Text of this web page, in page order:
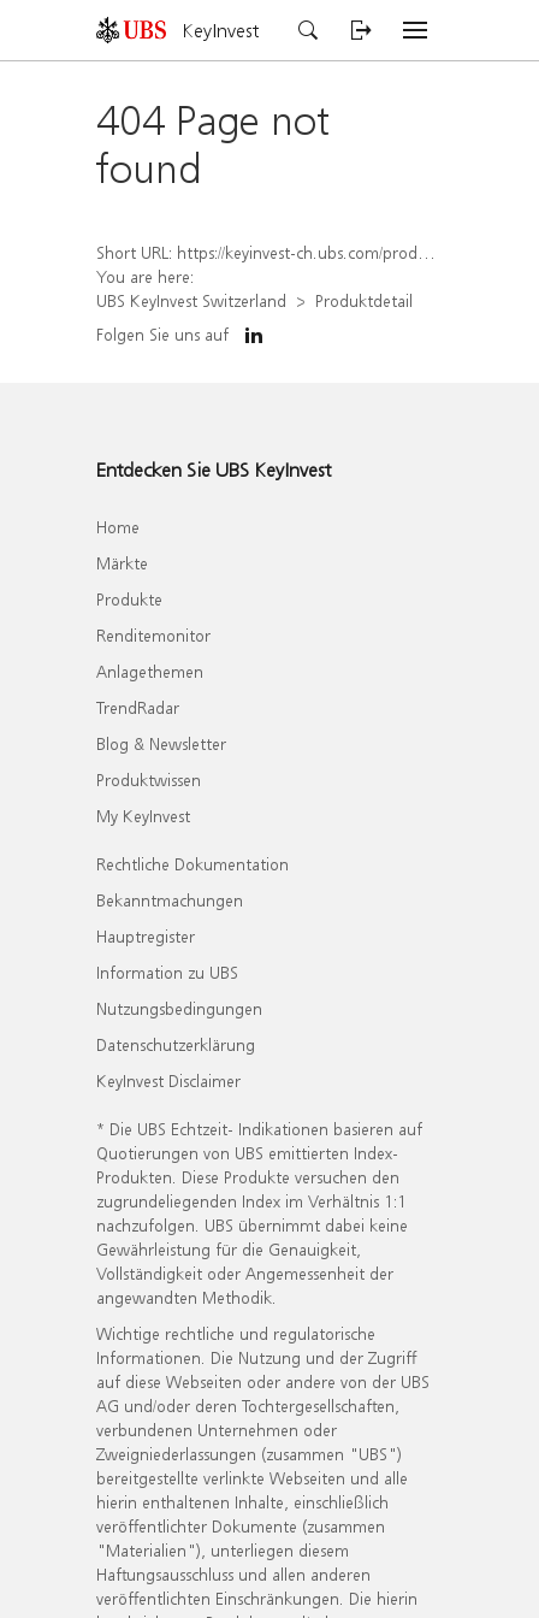
KeyInvest
404 Page not
found
Short URL: https://keyinvest-ch.ubs.com/produkt/detail/index/isin/CH1582448317
You are here:
UBS KeyInvest Switzerland
Produktdetail
Folgen Sie uns auf
Entdecken Sie UBS KeyInvest
Home
Märkte
Produkte
Renditemonitor
Anlagethemen
TrendRadar
Blog & Newsletter
Produktwissen
My KeyInvest
Rechtliche Dokumentation
Bekanntmachungen
Hauptregister
Information zu UBS
Nutzungsbedingungen
Datenschutzerklärung
KeyInvest Disclaimer
* Die UBS Echtzeit- Indikationen basieren auf
Quotierungen von UBS emittierten Index-
Produkten. Diese Produkte versuchen den
zugrundeliegenden Index im Verhältnis 1:1
nachzufolgen. UBS übernimmt dabei keine
Gewährleistung für die Genauigkeit,
Vollständigkeit oder Angemessenheit der
angewandten Methodik.
Wichtige rechtliche und regulatorische
Informationen. Die Nutzung und der Zugriff
auf diese Webseiten oder andere von der UBS
AG und/oder deren Tochtergesellschaften,
verbundenen Unternehmen oder
Zweigniederlassungen (zusammen "UBS")
bereitgestellte verlinkte Webseiten und alle
hierin enthaltenen Inhalte, einschließlich
veröffentlichter Dokumente (zusammen
"Materialien"), unterliegen diesem
Haftungsausschluss und allen anderen
veröffentlichten Einschränkungen. Die hierin